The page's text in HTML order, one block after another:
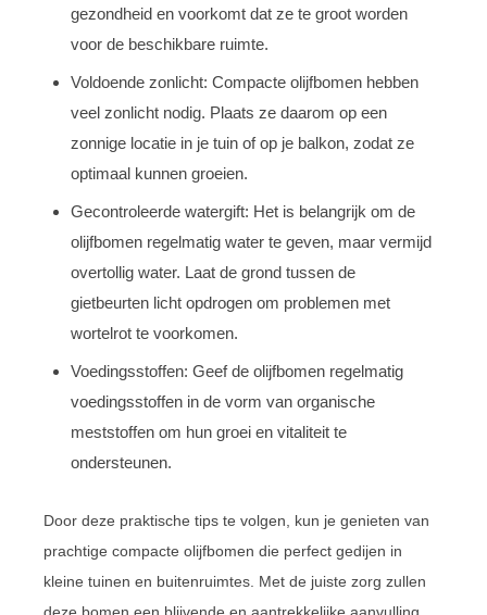
gezondheid en voorkomt dat ze te groot worden
voor de beschikbare ruimte.
Voldoende zonlicht: Compacte olijfbomen hebben
veel zonlicht nodig. Plaats ze daarom op een
zonnige locatie in je tuin of op je balkon, zodat ze
optimaal kunnen groeien.
Gecontroleerde watergift: Het is belangrijk om de
olijfbomen regelmatig water te geven, maar vermijd
overtollig water. Laat de grond tussen de
gietbeurten licht opdrogen om problemen met
wortelrot te voorkomen.
Voedingsstoffen: Geef de olijfbomen regelmatig
voedingsstoffen in de vorm van organische
meststoffen om hun groei en vitaliteit te
ondersteunen.
Door deze praktische tips te volgen, kun je genieten van
prachtige compacte olijfbomen die perfect gedijen in
kleine tuinen en buitenruimtes. Met de juiste zorg zullen